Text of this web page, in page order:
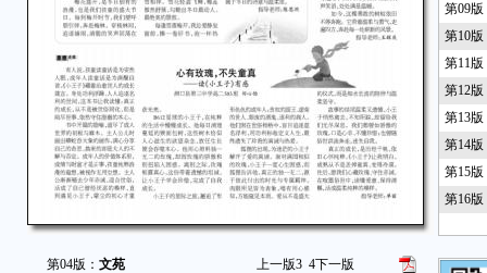
第04版： 文苑 上一版3 4下一版
第09
第10
第11
第12
第13
第14
第15
第16